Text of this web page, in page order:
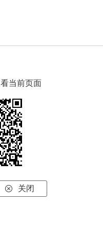
当前页面
 关闭